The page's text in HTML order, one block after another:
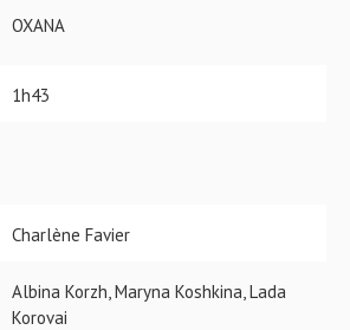
OXANA
1h43
Charlène Favier
Albina Korzh, Maryna Koshkina, Lada
Korovai